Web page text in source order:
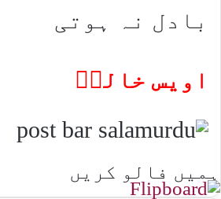
بادل نہ ہوتی
اویس خالدؔ
ہمیں فالو کریں